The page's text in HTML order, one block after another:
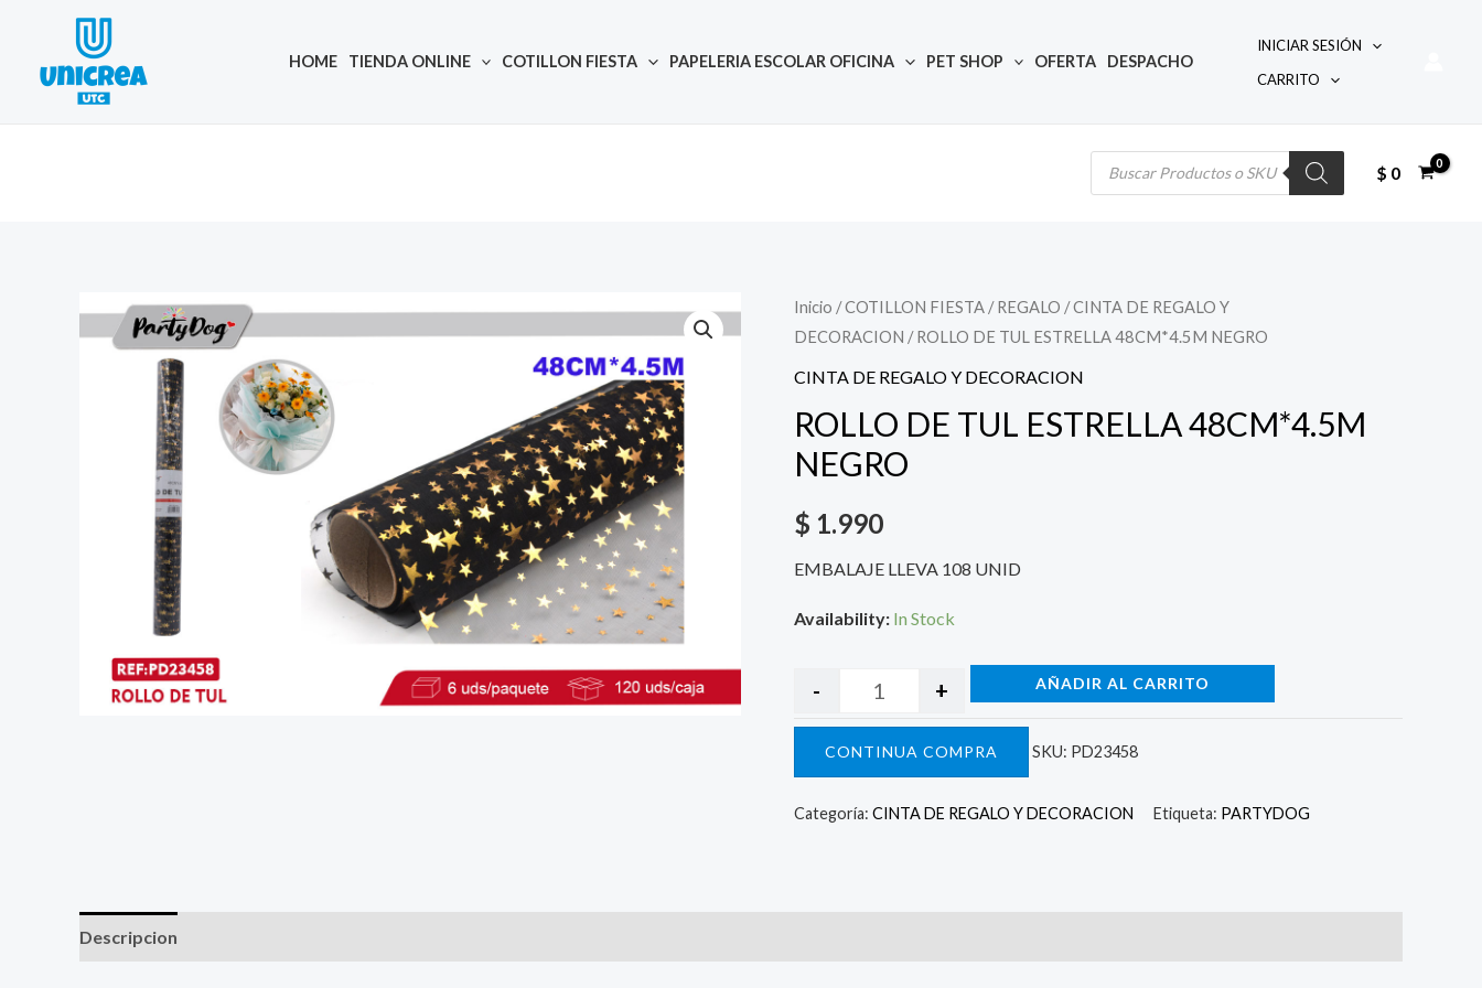
content
HOME TIENDA ONLINE COTILLON FIESTA PAPELERIA ESCOLAR OFICINA PET SHOP OFERTA DESPACHO
INICIAR SESIÓN
CARRITO
Búsqueda
$ 0
Inicio /COTILLON FIESTA /REGALO /CINTA DE REGALO Y
DECORACION / ROLLO DE TUL ESTRELLA 48CM*4.5M NEGRO
CINTA DE REGALO Y DECORACION
ROLLO DE TUL ESTRELLA 48CM*4.5M
NEGRO
$ 1.990
EMBALAJE LLEVA 108 UNID
Availability: In Stock
Quantity
- + AÑADIR AL CARRITO
CONTINUA COMPRA SKU: PD23458
Categoría: CINTA DE REGALO Y DECORACION Etiqueta: PARTYDOG
Descripcion